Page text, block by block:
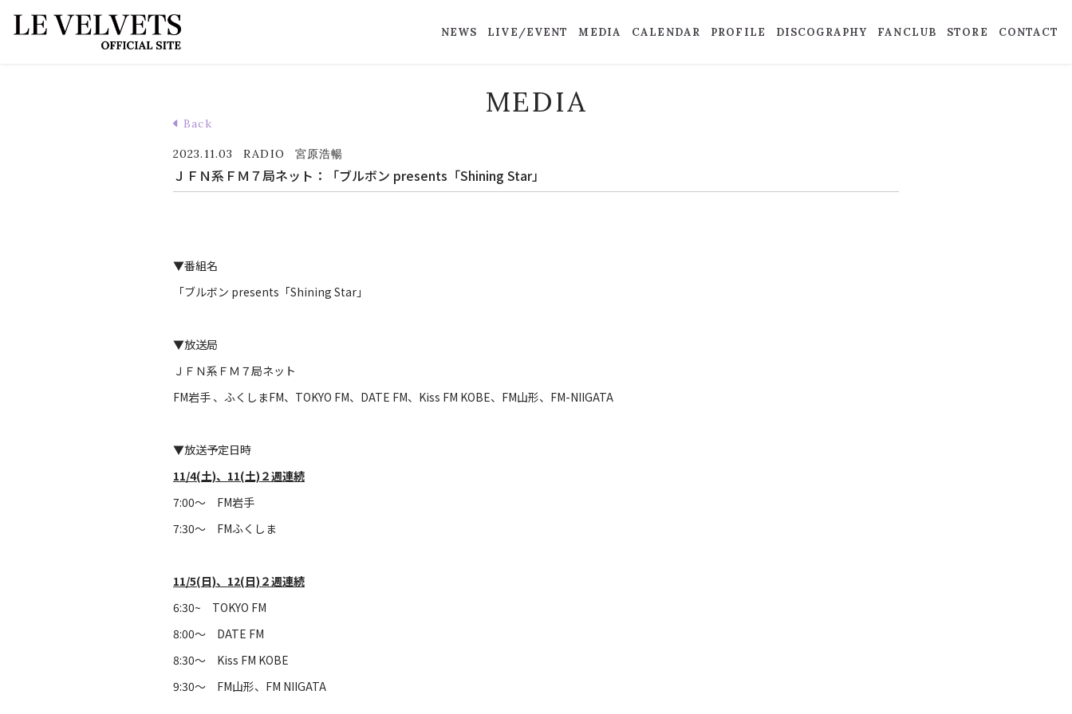
NEWS LIVE/EVENT MEDIA CALENDAR PROFILE DISCOGRAPHY FANCLUB STORE CONTACT
MEDIA
Back
2023.11.03 RADIO 宮原浩暢
ＪＦＮ系ＦＭ７局ネット：「ブルボン presents「Shining Star」
▼番組名
「ブルボン presents「Shining Star」
▼放送局
ＪＦＮ系ＦＭ７局ネット
FM岩手 、ふくしまFM、TOKYO FM、DATE FM、Kiss FM KOBE、FM山形、FM-NIIGATA
▼放送予定日時
11/4(土)、11(土)２週連続
7:00～ FM岩手
7:30～ FMふくしま
11/5(日)、12(日)２週連続
6:30~ TOKYO FM
8:00～ DATE FM
8:30～ Kiss FM KOBE
9:30～ FM山形、FM NIIGATA